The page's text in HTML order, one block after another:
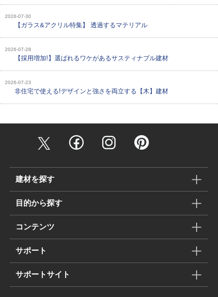
2026-07-30
【ガラス&アクリル特集】 透過するマテリアル
2026-07-28
【採用増加!】選ばれるワケがあるサスティナブル建材
2026-07-23
非住宅で使える!デザインと強さを両立する【木】建材
建材を探す
目的から探す
コンテンツ
サポート
サポートサイト